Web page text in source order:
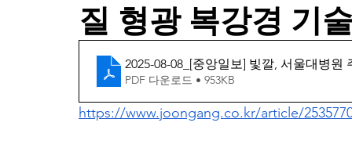
질 형광 복강경 기
2025-08-08_[중앙일보] 빛깔, 서울대병
PDF 다운로드 • 953KB
https://www.joongang.co.kr/article/